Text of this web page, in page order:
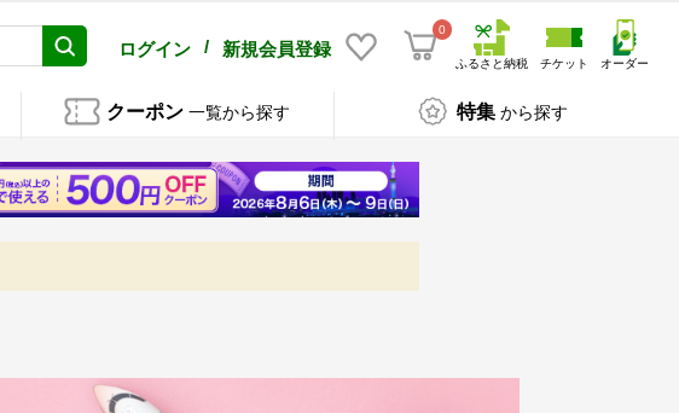
ログイン / 新規会員登録
0
ふるさと納税 チケット オーダー
クーポン 一覧から探す 特集 から探す